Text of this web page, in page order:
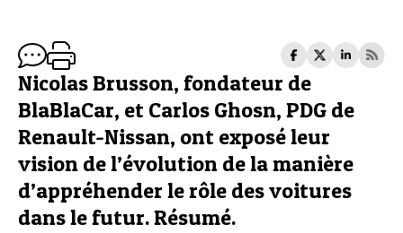
Nicolas Brusson, fondateur de
BlaBlaCar, et Carlos Ghosn, PDG de
Renault-Nissan, ont exposé leur
vision de l’évolution de la manière
d’appréhender le rôle des voitures
dans le futur. Résumé.